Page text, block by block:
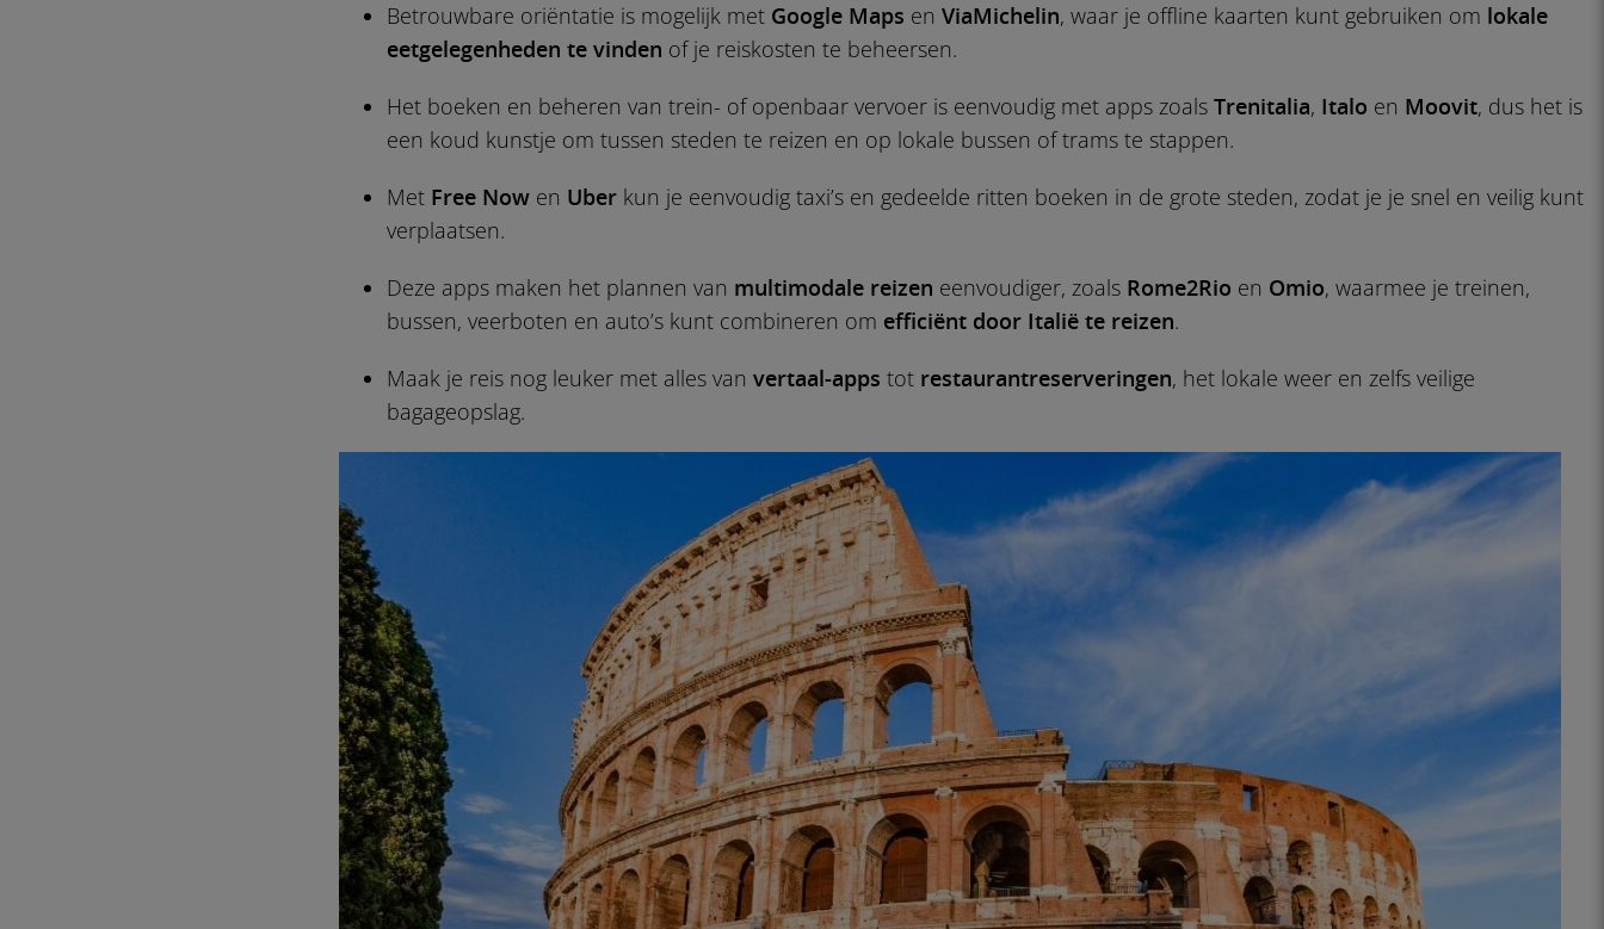
Betrouwbare oriëntatie is mogelijk met Google Maps en ViaMichelin, waar je offline kaarten kunt gebruiken om lokale
eetgelegenheden te vinden of je reiskosten te beheersen.
Het boeken en beheren van trein- of openbaar vervoer is eenvoudig met apps zoals Trenitalia, Italo en Moovit, dus het is
een koud kunstje om tussen steden te reizen en op lokale bussen of trams te stappen.
Met Free Nowen Uberkun je eenvoudig taxi’s en gedeelde ritten boeken in de grote steden, zodat je je snel en veilig kunt
verplaatsen.
Deze apps maken het plannen van multimodale reizen eenvoudiger, zoals Rome2Rio en Omio, waarmee je treinen,
bussen, veerboten en auto’s kunt combineren om efficiënt door Italië te reizen.
Maak je reis nog leuker met alles van vertaal-apps tot restaurantreserveringen, het lokale weer en zelfs veilige
bagageopslag.